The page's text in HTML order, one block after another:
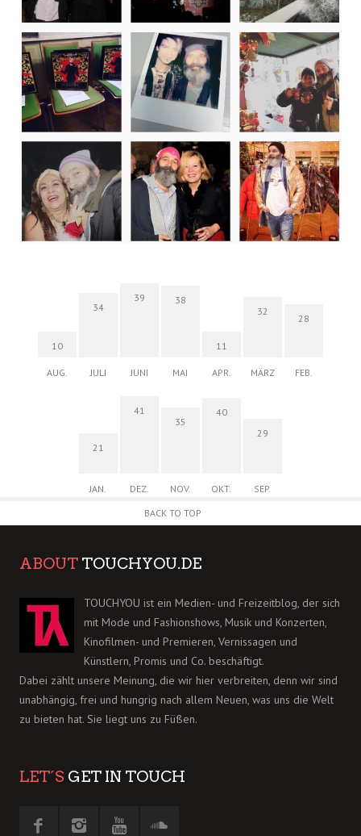
10
AUG.
34
JULI
39
JUNI
38
MAI
11
APR.
32
MÄRZ
28
FEB.
21
JAN.
41
DEZ.
35
NOV.
40
OKT.
29
SEP.
BACK TO TOP
ABOUT TOUCHYOU.DE
TOUCHYOU ist ein Medien- und Freizeitblog, der sich
mit Mode und Fashionshows, Musik und Konzerten,
Kinofilmen- und Premieren, Vernissagen und
Künstlern, Promis und Co. beschäftigt.
Dabei zählt unsere Meinung, die wir hier verbreiten, denn wir sind
unabhängig, frei und hungrig nach allem Neuen, was uns die Welt
zu bieten hat. Sie liegt uns zu Füßen.
LET´S GET IN TOUCH